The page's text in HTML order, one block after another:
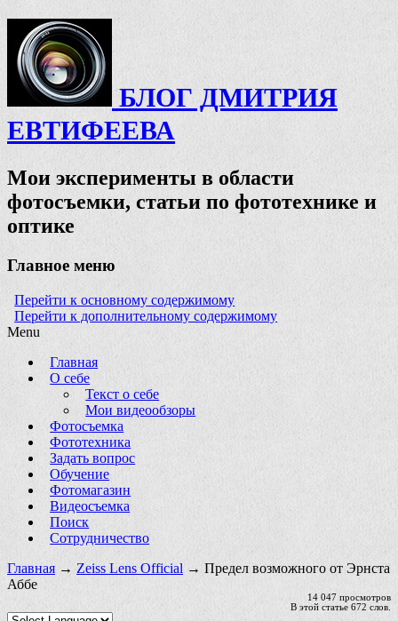
БЛОГ ДМИТРИЯ
ЕВТИФЕЕВА
Мои эксперименты в области
фотосъемки, статьи по фототехнике и
оптике
Главное меню
Перейти к основному содержимому
Перейти к дополнительному содержимому
Menu
Главная
О себе
Текст о себе
Мои видеообзоры
Фотосъемка
Фототехника
Задать вопрос
Обучение
Фотомагазин
Видеосъемка
Поиск
Сотрудничество
Главная → Zeiss Lens Official → Предел возможного от Эрнста
Аббе
14 047 просмотров
В этой статье 672 слов.